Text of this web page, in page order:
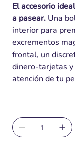
El accesorio
a pasear.Una
interior para
excrementos
frontal, un
dinero-tarjetas
atención de tu